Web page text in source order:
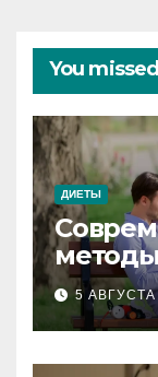
You missed
ДИЕТЫ
при
5 АВГУСТА